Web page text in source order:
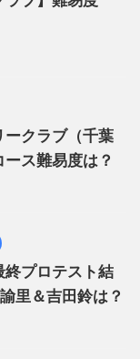
ークラブ（千葉
ス難易度は？
プロテスト結
里＆吉田鈴は？